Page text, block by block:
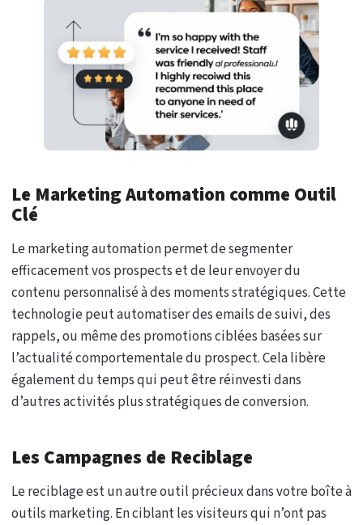
Le Marketing Automation comme Outil
Clé
Le marketing automation permet de segmenter
efficacement vos prospects et de leur envoyer du
contenu personnalisé à des moments stratégiques. Cette
technologie peut automatiser des emails de suivi, des
rappels, ou même des promotions ciblées basées sur
l’actualité comportementale du prospect. Cela libère
également du temps qui peut être réinvesti dans
d’autres activités plus stratégiques de conversion.
Les Campagnes de Reciblage
Le reciblage est un autre outil précieux dans votre boîte à
outils marketing. En ciblant les visiteurs qui n’ont pas